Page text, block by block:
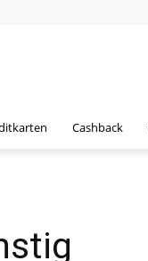
Cashback